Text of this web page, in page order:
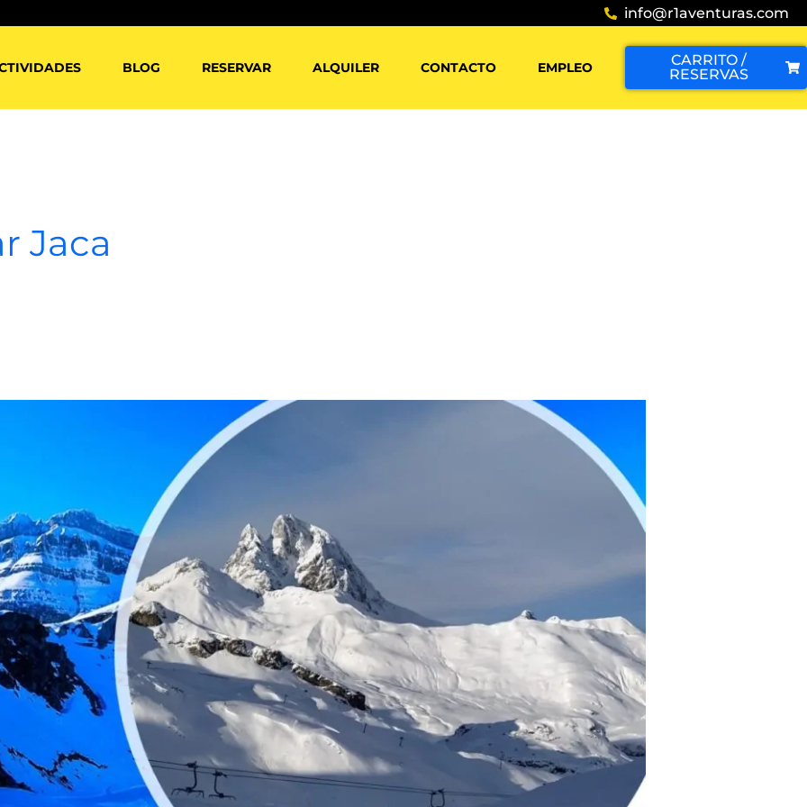
info@r1aventuras.com
BLOG RESERVAR ALQUILER CONTACTO EMPLEO
CARRITO /
RESERVAS
Jaca